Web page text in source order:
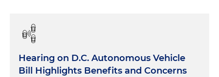
Hearing on D.C. Autonomous Vehicle
Bill Highlights Benefits and Concerns